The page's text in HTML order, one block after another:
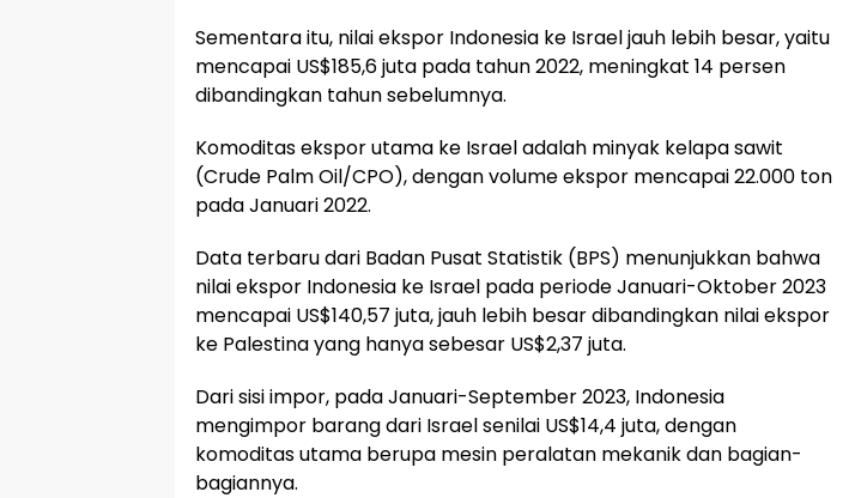
Sementara itu, nilai ekspor Indonesia ke Israel jauh lebih besar, yaitu
mencapai US$185,6 juta pada tahun 2022, meningkat 14 persen
dibandingkan tahun sebelumnya.
Komoditas ekspor utama ke Israel adalah minyak kelapa sawit
(Crude Palm Oil/CPO), dengan volume ekspor mencapai 22.000 ton
pada Januari 2022.
Data terbaru dari Badan Pusat Statistik (BPS) menunjukkan bahwa
nilai ekspor Indonesia ke Israel pada periode Januari-Oktober 2023
mencapai US$140,57 juta, jauh lebih besar dibandingkan nilai ekspor
ke Palestina yang hanya sebesar US$2,37 juta.
Dari sisi impor, pada Januari-September 2023, Indonesia
mengimpor barang dari Israel senilai US$14,4 juta, dengan
komoditas utama berupa mesin peralatan mekanik dan bagian-
bagiannya.